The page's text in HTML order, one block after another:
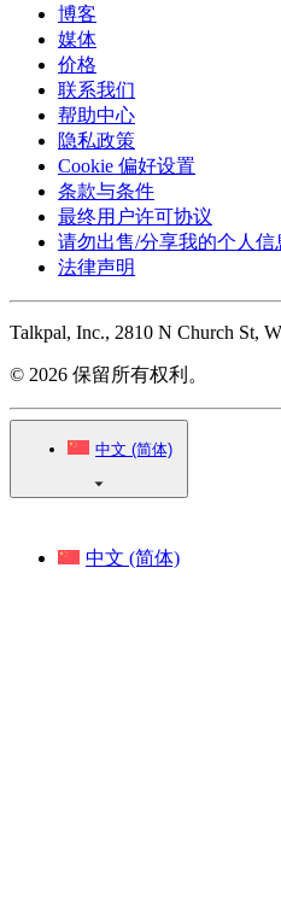
博客
媒体
价格
联系我们
帮助中心
隐私政策
Cookie 偏好设置
条款与条件
最终用户许可协议
请勿出售/分享我的个人信
法律声明
Talkpal, Inc., 2810 N Church St,
© 2026 保留所有权利。
中文 (简体)
中文 (简体)